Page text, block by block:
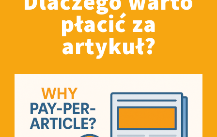
płacić za
artykuł?